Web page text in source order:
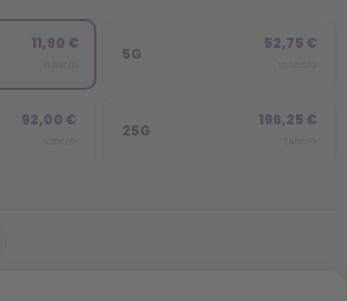
11,90 €
5G
52,75 €
92,00 €
25G
196,25 €